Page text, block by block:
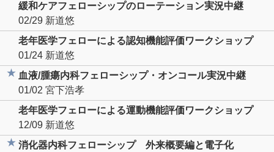
緩和ケアフェローシップのローテーション実況中継
02/29 新道悠
老年医学フェローによる認知機能評価ワークショップ
01/24 新道悠
血液/腫瘍内科フェローシップ・オンコール実況中継
01/02 宮下浩孝
老年医学フェローによる運動機能評価ワークショップ
12/09 新道悠
消化器内科フェローシップ 外来概要編と電子化